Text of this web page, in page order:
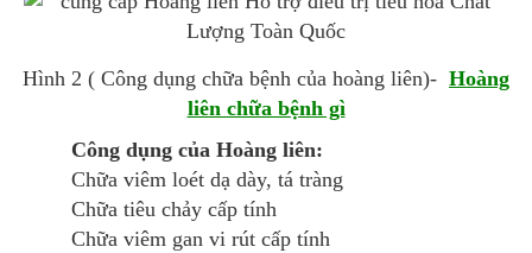
Hình 2 ( Công dụng chữa bệnh của hoàng liên)- Hoàng
liên chữa bệnh gì
Công dụng của Hoàng liên:
Chữa viêm loét dạ dày, tá tràng
Chữa tiêu chảy cấp tính
Chữa viêm gan vi rút cấp tính